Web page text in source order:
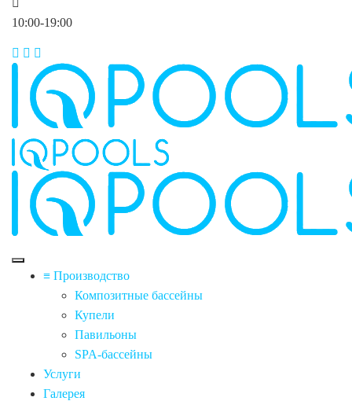
10:00-19:00
≡ Производство
Композитные бассейны
Купели
Павильоны
SPA-бассейны
Услуги
Галерея